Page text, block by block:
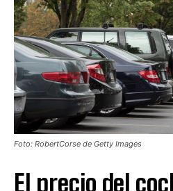
Foto: RobertCorse de Getty Images
El precio del